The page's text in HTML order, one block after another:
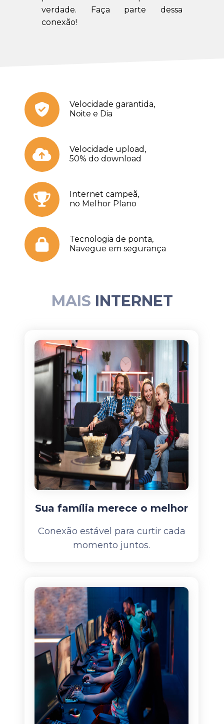
verdade. Faça parte dessa
conexão!
Velocidade garantida,
Noite e Dia
Velocidade upload,
50% do download
Internet campeã,
no Melhor Plano
Tecnologia de ponta,
Navegue em segurança
MAIS INTERNET
Sua família merece o melhor
Conexão estável para curtir cada
momento juntos.